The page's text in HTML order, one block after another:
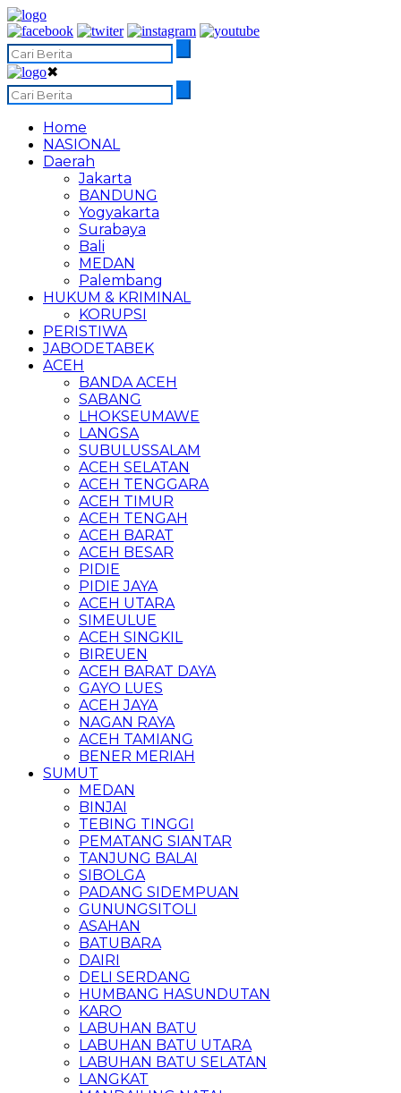
✖
Home
NASIONAL
Daerah
Jakarta
BANDUNG
Yogyakarta
Surabaya
Bali
MEDAN
Palembang
HUKUM & KRIMINAL
KORUPSI
PERISTIWA
JABODETABEK
ACEH
BANDA ACEH
SABANG
LHOKSEUMAWE
LANGSA
SUBULUSSALAM
ACEH SELATAN
ACEH TENGGARA
ACEH TIMUR
ACEH TENGAH
ACEH BARAT
ACEH BESAR
PIDIE
PIDIE JAYA
ACEH UTARA
SIMEULUE
ACEH SINGKIL
BIREUEN
ACEH BARAT DAYA
GAYO LUES
ACEH JAYA
NAGAN RAYA
ACEH TAMIANG
BENER MERIAH
SUMUT
MEDAN
BINJAI
TEBING TINGGI
PEMATANG SIANTAR
TANJUNG BALAI
SIBOLGA
PADANG SIDEMPUAN
GUNUNGSITOLI
ASAHAN
BATUBARA
DAIRI
DELI SERDANG
HUMBANG HASUNDUTAN
KARO
LABUHAN BATU
LABUHAN BATU UTARA
LABUHAN BATU SELATAN
LANGKAT